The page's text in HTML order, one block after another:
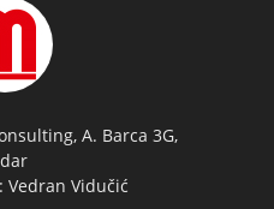
A. Barca 3G,
Vedran Vidučić